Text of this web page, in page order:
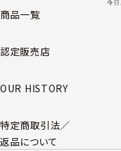
商品一覧
認定販売店
OUR HISTORY
特定商取引法／
返品について